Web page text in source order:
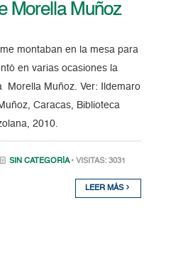
Morella Muñoz
montaban en la mesa para
en varias ocasiones la
Morella Muñoz. Ver: Ildemaro
Caracas, Biblioteca
2010.
SIN CATEGORÍA • VISITAS: 3031
LEER MÁS